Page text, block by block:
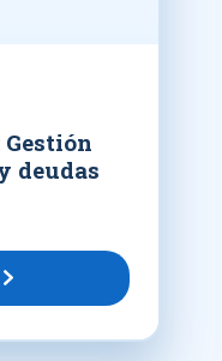
deudas